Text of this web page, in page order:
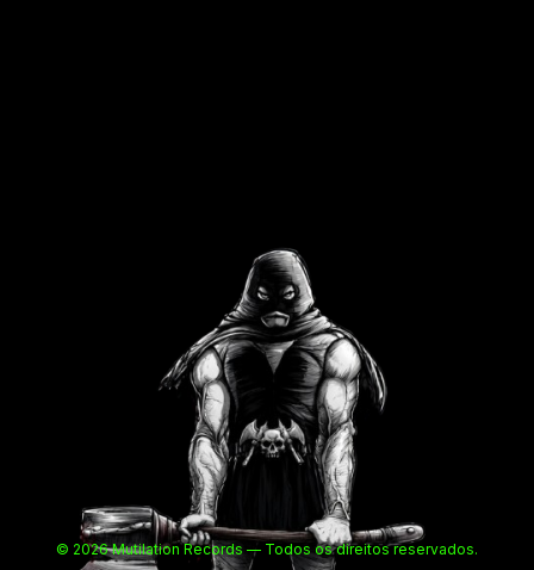
© 2026 Mutilation Records — Todos os direitos reservados.